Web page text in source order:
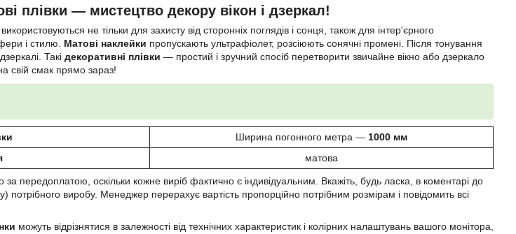
плівки — мистецтво декору вікон і дзеркал!
використовуються не тільки для захисту від сторонніх поглядів і сонця, також для інтер'єрного
і стилю. Матові наклейки пропускають ультрафіолет, розсіюють сонячні промені. Після тонування
Такі декоративні плівки ― простий і зручний спосіб перетворити звичайне вікно або дзеркало
свій смак прямо зараз!
Ширина погонного метра — 1000 мм
матова
за передоплатою, оскільки кожне виріб фактично є індивідуальним. Вкажіть, будь ласка, в коментарі до
потрібного виробу. Менеджер перерахує вартість пропорційно потрібним розмірам і повідомить всі
можуть відрізнятися в залежності від технічних характеристик і колірних налаштувань вашого монітора,